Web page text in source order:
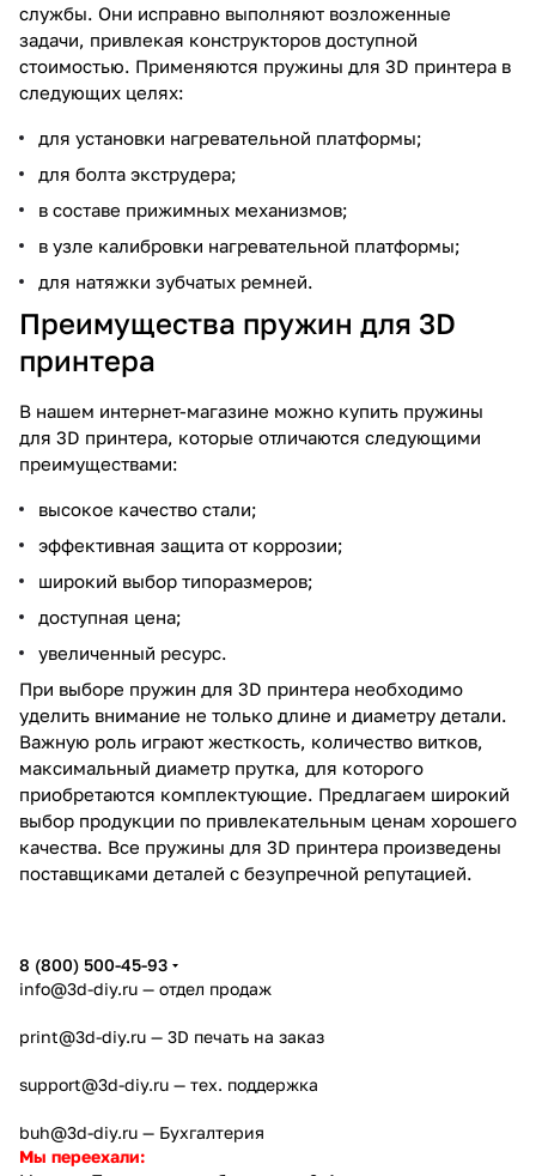
службы. Они исправно выполняют возложенные
задачи, привлекая конструкторов доступной
стоимостью. Применяются пружины для 3D принтера в
следующих целях:
для установки нагревательной платформы;
для болта экструдера;
в составе прижимных механизмов;
в узле калибровки нагревательной платформы;
для натяжки зубчатых ремней.
Преимущества пружин для 3D
принтера
В нашем интернет-магазине можно купить пружины
для 3D принтера, которые отличаются следующими
преимуществами:
высокое качество стали;
эффективная защита от коррозии;
широкий выбор типоразмеров;
доступная цена;
увеличенный ресурс.
При выборе пружин для 3D принтера необходимо
уделить внимание не только длине и диаметру детали.
Важную роль играют жесткость, количество витков,
максимальный диаметр прутка, для которого
приобретаются комплектующие. Предлагаем широкий
выбор продукции по привлекательным ценам хорошего
качества. Все пружины для 3D принтера произведены
поставщиками деталей с безупречной репутацией.
8 (800) 500-45-93
info@3d-diy.ru — отдел продаж
print@3d-diy.ru — 3D печать на заказ
support@3d-diy.ru — тех. поддержка
buh@3d-diy.ru — Бухгалтерия
Мы переехали: